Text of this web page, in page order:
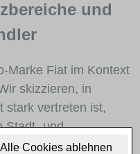
Alle Cookies ablehnen
und
Marke Fiat im Kontext
skizzieren, in
stark vertreten ist,
Stadt- und
für welche